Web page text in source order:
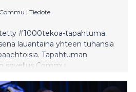
Commu | Tiedote
#1000tekoa-tapahtuma
lauantaina yhteen tuhansia
Tapahtuman
sovellus Commu
lounasta. Lisäksi osallistujat